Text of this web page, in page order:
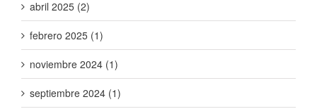
abril 2025 (2)
febrero 2025 (1)
noviembre 2024 (1)
septiembre 2024 (1)